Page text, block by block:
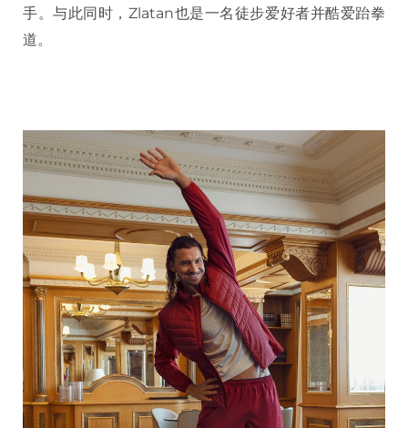
手。与此同时，Zlatan也是一名徒步爱好者并酷爱跆拳
道。